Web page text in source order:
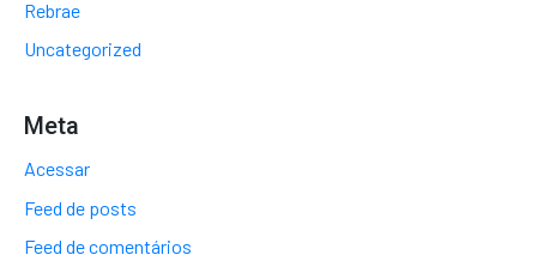
Rebrae
Uncategorized
Meta
Acessar
Feed de posts
Feed de comentários